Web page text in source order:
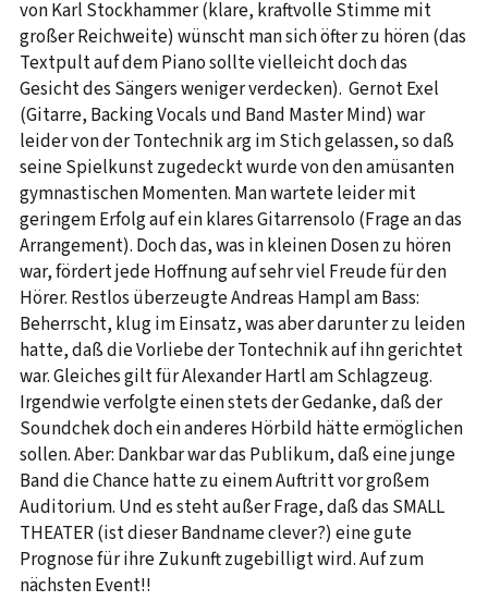
von Karl Stockhammer (klare, kraftvolle Stimme mit
großer Reichweite) wünscht man sich öfter zu hören (das
Textpult auf dem Piano sollte vielleicht doch das
Gesicht des Sängers weniger verdecken). Gernot Exel
(Gitarre, Backing Vocals und Band Master Mind) war
leider von der Tontechnik arg im Stich gelassen, so daß
seine Spielkunst zugedeckt wurde von den amüsanten
gymnastischen Momenten. Man wartete leider mit
geringem Erfolg auf ein klares Gitarrensolo (Frage an das
Arrangement). Doch das, was in kleinen Dosen zu hören
war, fördert jede Hoffnung auf sehr viel Freude für den
Hörer. Restlos überzeugte Andreas Hampl am Bass:
Beherrscht, klug im Einsatz, was aber darunter zu leiden
hatte, daß die Vorliebe der Tontechnik auf ihn gerichtet
war. Gleiches gilt für Alexander Hartl am Schlagzeug.
Irgendwie verfolgte einen stets der Gedanke, daß der
Soundchek doch ein anderes Hörbild hätte ermöglichen
sollen. Aber: Dankbar war das Publikum, daß eine junge
Band die Chance hatte zu einem Auftritt vor großem
Auditorium. Und es steht außer Frage, daß das SMALL
THEATER (ist dieser Bandname clever?) eine gute
Prognose für ihre Zukunft zugebilligt wird. Auf zum
nächsten Event!!